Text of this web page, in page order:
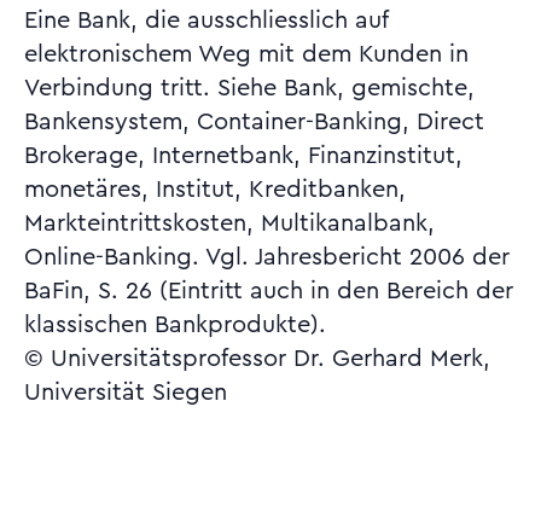
Eine Bank, die ausschliesslich auf
elektronischem Weg mit dem Kunden in
Verbindung tritt. Siehe Bank, gemischte,
Bankensystem, Container-Banking, Direct
Brokerage, Internetbank, Finanzinstitut,
monetäres, Institut, Kreditbanken,
Markteintrittskosten, Multikanalbank,
Online-Banking. Vgl. Jahresbericht 2006 der
BaFin, S. 26 (Eintritt auch in den Bereich der
klassischen Bankprodukte).
© Universitätsprofessor Dr. Gerhard Merk,
Universität Siegen